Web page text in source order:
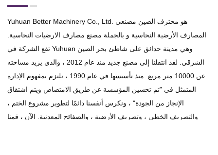
Yuhuan Better Machinery Co., Ltd. هو محترف الصين مصنعي
المصارف الأرضية النحاسية و بالجملة مصنع مصارف الارضيات النحاسية.
تقع الشركة في Yuhuan وهي مدينة حدائق على شاطئ بحر الصين
الشرقي. لقد انتقلنا إلى مصنع جديد منذ عام 2012 ، والذي يزيد مساحته
عن 10000 متر مربع. منذ تأسيسها في عام 1990 ، نلتزم بمفهوم الإدارة
المتمثل في "تم تحسين المؤسسة عن طريق الامتصاص ويتم اشتقاق
الإنجاز من الجودة" ، ونكرس أنفسنا دائمًا لتطوير مشروع الختم ،
والتصريف الخطي ، وتصريف الأرضية ، والصفائح المعدنية. الآن ، قمنا